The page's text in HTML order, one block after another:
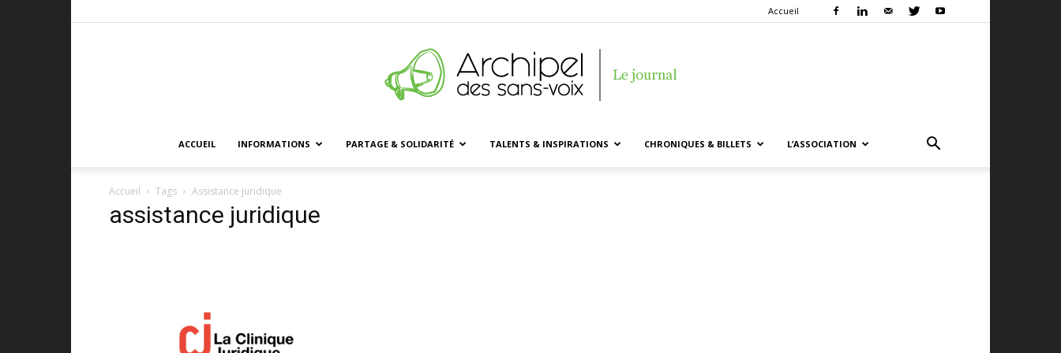
Accueil
ACCUEIL INFORMATIONS PARTAGE & SOLIDARITÉ TALENTS & INSPIRATIONS CHRONIQUES & BILLETS L’ASSOCIATION
Accueil Tags Assistance juridique
assistance juridique